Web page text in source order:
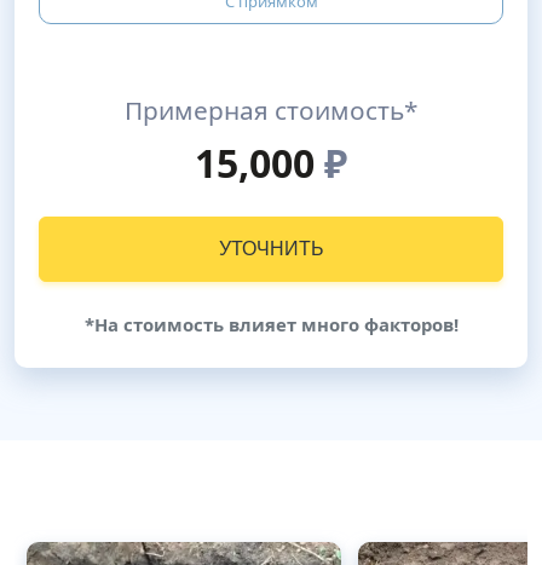
Примерная стоимость*
15,000₽
УТОЧНИТЬ
*На стоимость влияет много факторов!